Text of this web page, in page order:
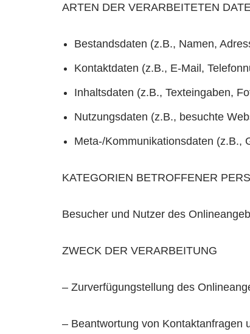
ARTEN DER VERARBEITETEN
Bestandsdaten (z.B., Namen,
Kontaktdaten (z.B., E-Mail,
Inhaltsdaten (z.B., Texteingaben,
Nutzungsdaten (z.B., besuchte
Meta-/Kommunikationsdaten (z.B.,
KATEGORIEN BETROFFENER
Besucher und Nutzer des
ZWECK DER VERARBEITUNG
– Zurverfügungstellung des
– Beantwortung von Kontaktanfragen